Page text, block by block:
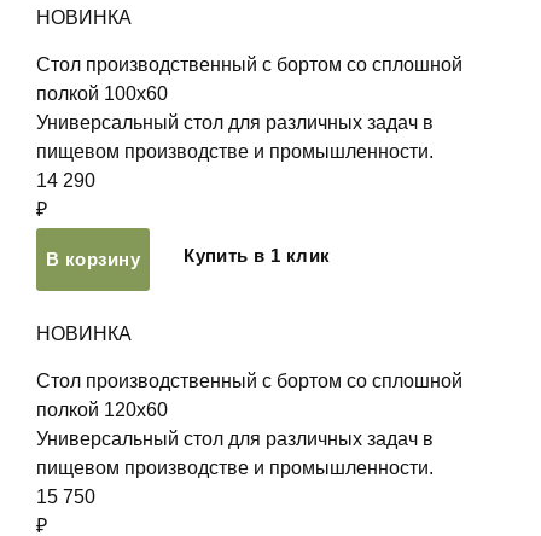
НОВИНКА
Стол производственный с бортом со сплошной
полкой 100х60
Универсальный стол для различных задач в
пищевом производстве и промышленности.
14 290
₽
В корзину Купить в 1 клик
НОВИНКА
Стол производственный с бортом со сплошной
полкой 120х60
Универсальный стол для различных задач в
пищевом производстве и промышленности.
15 750
₽